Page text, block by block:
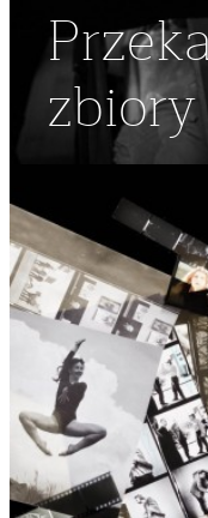
zbiory